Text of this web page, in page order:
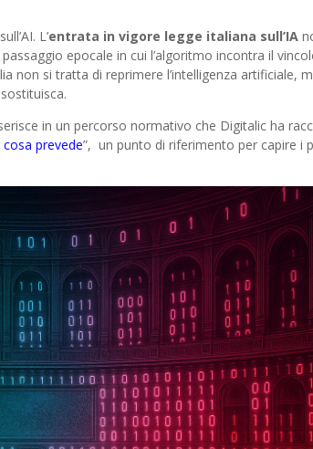
L’entrata in vigore legge italiana sull’IA
epocale in cui l’algoritmo incontra il
non si tratta di reprimere l’intelligenza artificiale,
in un percorso normativo che Digitalic ha
cosa prevede”, un punto di riferimento per capire i